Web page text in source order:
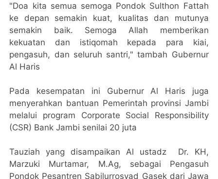
"Doa kita semua semoga Pondok Sulthon Fattah
ke depan semakin kuat, kualitas dan mutunya
semakin baik. Semoga Allah memberikan
kekuatan dan istiqomah kepada para kiai,
pengasuh, dan seluruh santri," tambah Gubernur
Al Haris
Pada kesempatan ini Gubernur Al Haris juga
menyerahkan bantuan Pemerintah provinsi Jambi
melalui program Corporate Social Responsibility
(CSR) Bank Jambi senilai 20 juta
Tauziah yang disampaikan Al ustadz Dr. KH,
Marzuki Murtamar, M.Ag, sebagai Pengasuh
Pondok Pesantren Sabilurrosyad Gasek dari Jawa